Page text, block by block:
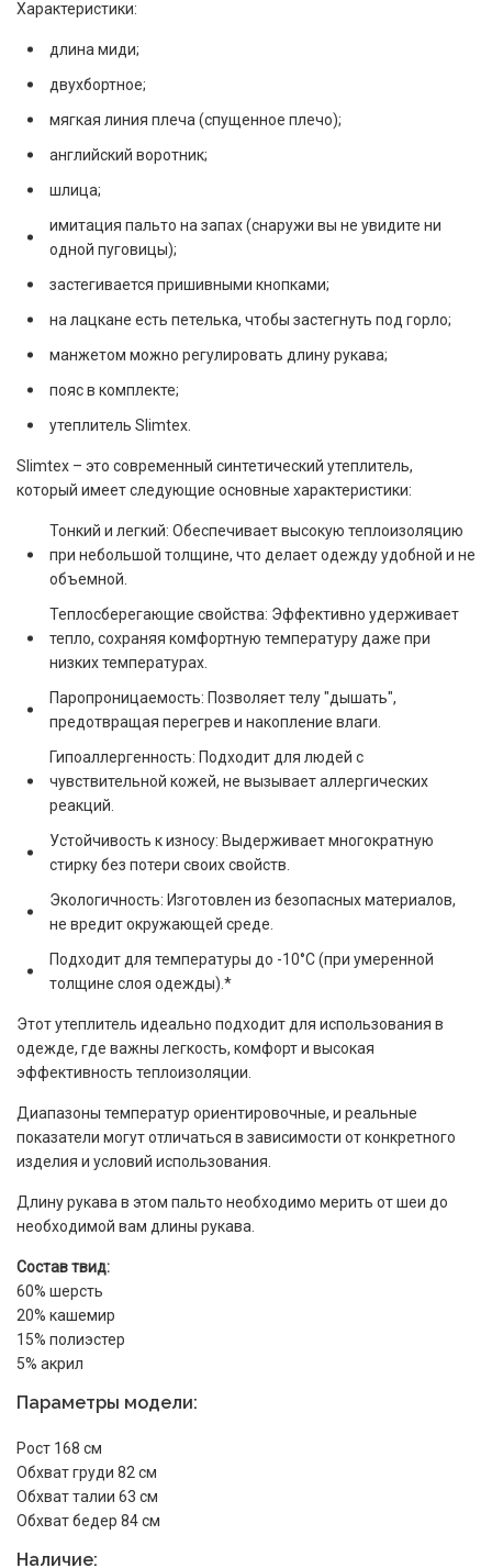
Характеристики:
длина миди;
двухбортное;
мягкая линия плеча (спущенное плечо);
английский воротник;
шлица;
имитация пальто на запах (снаружи вы не увидите ни
одной пуговицы);
застегивается пришивными кнопками;
на лацкане есть петелька, чтобы застегнуть под горло;
манжетом можно регулировать длину рукава;
пояс в комплекте;
утеплитель Slimtex.
Slimtex – это современный синтетический утеплитель,
который имеет следующие основные характеристики:
Тонкий и легкий: Обеспечивает высокую теплоизоляцию
при небольшой толщине, что делает одежду удобной и не
объемной.
Теплосберегающие свойства: Эффективно удерживает
тепло, сохраняя комфортную температуру даже при
низких температурах.
Паропроницаемость: Позволяет телу "дышать",
предотвращая перегрев и накопление влаги.
Гипоаллергенность: Подходит для людей с
чувствительной кожей, не вызывает аллергических
реакций.
Устойчивость к износу: Выдерживает многократную
стирку без потери своих свойств.
Экологичность: Изготовлен из безопасных материалов,
не вредит окружающей среде.
Подходит для температуры до -10°C (при умеренной
толщине слоя одежды).*
Этот утеплитель идеально подходит для использования в
одежде, где важны легкость, комфорт и высокая
эффективность теплоизоляции.
Диапазоны температур ориентировочные, и реальные
показатели могут отличаться в зависимости от конкретного
изделия и условий использования.
Длину рукава в этом пальто необходимо мерить от шеи до
необходимой вам длины рукава.
Состав твид:
60% шерсть
20% кашемир
15% полиэстер
5% акрил
Параметры модели:
Рост 168 см
Обхват груди 82 см
Обхват талии 63 см
Обхват бедер 84 см
Наличие: